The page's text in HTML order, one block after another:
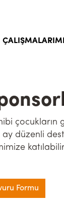
Etkinlikler
çocukların
ay düzenli
Formu